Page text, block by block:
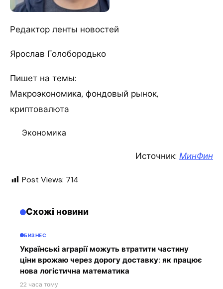
Редактор ленты новостей
Ярослав Голобородько
Пишет на темы:
Макроэкономика, фондовый рынок,
криптовалюта
Экономика
Источник: МинФин
Post Views: 714
Схожі новини
БИЗНЕС
Українські аграрії можуть втратити частину
ціни врожаю через дорогу доставку: як працює
нова логістична математика
22 часа тому